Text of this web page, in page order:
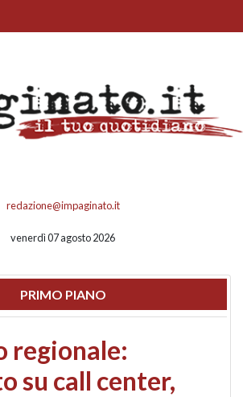
redazione@impaginato.it
venerdì 07 agosto 2026
PRIMO PIANO
regionale:
su call center,